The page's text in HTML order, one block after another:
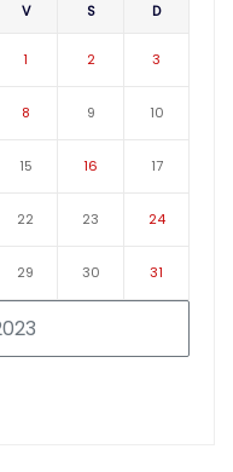
V S D
1 2 3
8 9 10
15 16 17
22 23 24
29 30 31